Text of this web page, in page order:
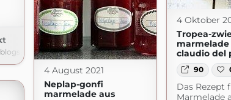
4 Oktober
Tropea-
marmelade
claudio del
90
Das Rezept
Marmelade
4 August 2021
Neplap-gonfi
marmelade aus